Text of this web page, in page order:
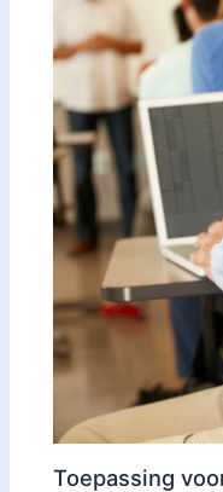
Toepassing